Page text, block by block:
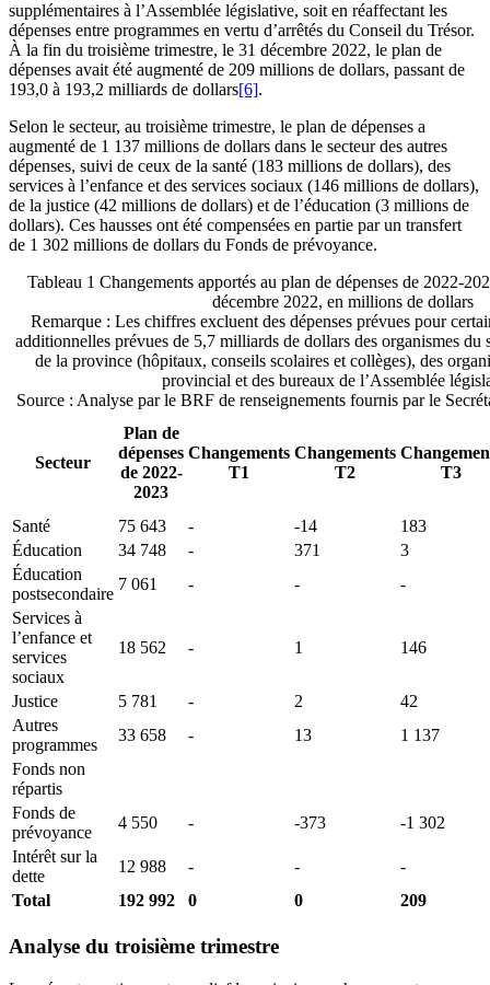
supplémentaires à l’Assemblée législative, soit en réaffectant les
dépenses entre programmes en vertu d’arrêtés du Conseil du Trésor.
À la fin du troisième trimestre, le 31 décembre 2022, le plan de
dépenses avait été augmenté de 209 millions de dollars, passant de
193,0 à 193,2 milliards de dollars[6].
Selon le secteur, au troisième trimestre, le plan de dépenses a
augmenté de 1 137 millions de dollars dans le secteur des autres
dépenses, suivi de ceux de la santé (183 millions de dollars), des
services à l’enfance et des services sociaux (146 millions de dollars),
de la justice (42 millions de dollars) et de l’éducation (3 millions de
dollars). Ces hausses ont été compensées en partie par un transfert
de 1 302 millions de dollars du Fonds de prévoyance.
Tableau 1 Changements apportés au plan de dépenses de 2022-
décembre 2022, en millions de dollars
Remarque : Les chiffres excluent des dépenses prévues pour
additionnelles prévues de 5,7 milliards de dollars des organismes du
de la province (hôpitaux, conseils scolaires et collèges), des
provincial et des bureaux de l’Assemblée
Source : Analyse par le BRF de renseignements fournis par le
Secteur
Plan de
dépenses
de 2022-
2023
Changements
T1
Changements
T2
T3
Santé 75 643 - -14
183
Éducation
34 748 - 371
3
Éducation
postsecondaire
7 061 - -
-
Services à
l’enfance et
services
sociaux
18 562 - 1 146
Justice 5 781 - 2
42
Autres
programmes
33 658 - 13
1 137
Fonds non
répartis
Fonds de
prévoyance
4 550 - -373
-1 302
Intérêt sur la
dette
12 988 - -
-
Total
192 992 0 0 209
Analyse du troisième trimestre